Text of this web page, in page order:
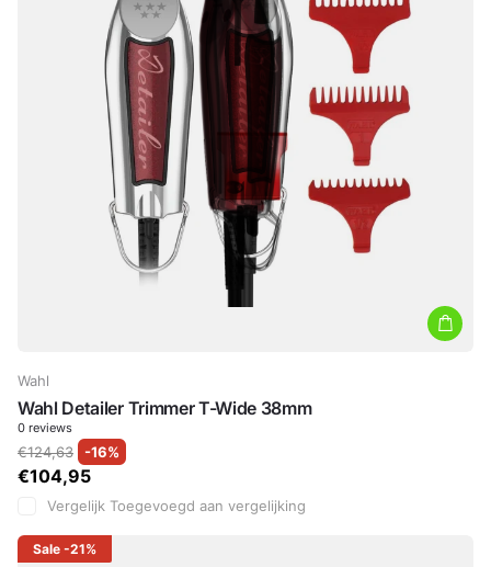
Wahl
Wahl Detailer Trimmer T-Wide 38mm
0 reviews
€124,63 -16%
€104,95
Vergelijk Toegevoegd aan vergelijking
Sale -21%